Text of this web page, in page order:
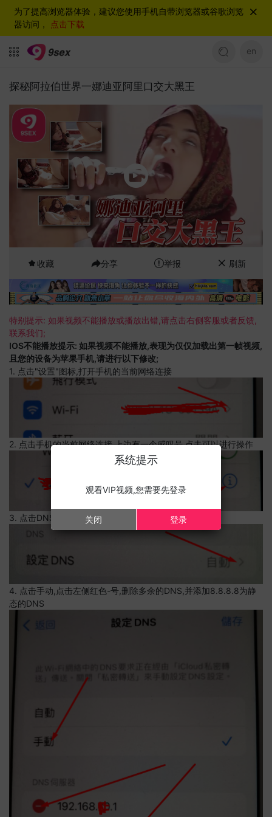
为了提高浏览器体验，建议您使用手机自带浏览器或谷歌浏览
器访问， 点击下载
en
探秘阿拉伯世界一娜迪亚阿里口交大黑王
收藏 分享 举报 刷新
特别提示: 如果视频不能播放或播放出错,请点击右侧客服或者反馈,
联系我们;
IOS不能播放提示: 如果视频不能播放,表现为仅仅加载出第一帧视频,
且您的设备为苹果手机,请进行以下修改;
1. 点击"设置"图标,打开手机的当前网络连接
2. 点击手机的当前网络连接,上边有一个感叹号,点击可以进行操作
3. 点击DNS设置
4. 点击手动,点击左侧红色-号,删除多余的DNS,并添加8.8.8.8为静
态的DNS
系统提示
观看VIP视频,您需要先登录
关闭 登录